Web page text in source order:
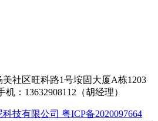
社区旺科路1号垵固大厦A栋1203
机：13632908112（胡经理）
技有限公司 粤ICP备2020097664